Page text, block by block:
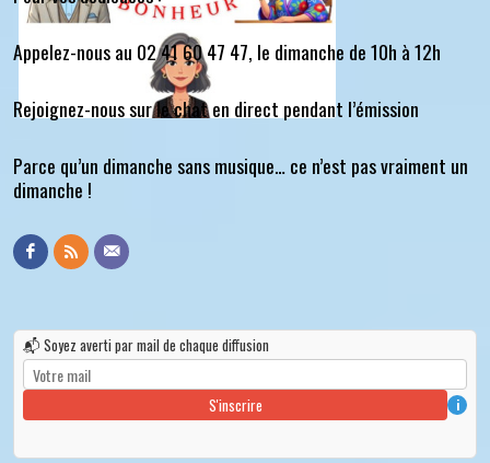
Appelez-nous au 02 41 60 47 47, le dimanche de 10h à 12h
Rejoignez-nous sur le chat en direct pendant l’émission
Parce qu’un dimanche sans musique… ce n’est pas vraiment un
dimanche !
📬 Soyez averti par mail de chaque diffusion
S'inscrire i